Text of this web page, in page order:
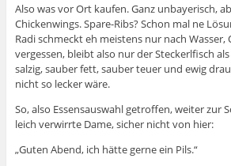
Also was vor Ort kaufen. Ganz unbayerisch,
Chickenwings. Spare-Ribs? Schon mal ne
Radi schmeckt eh meistens nur nach
vergessen, bleibt also nur der Steckerlfisch
salzig, sauber fett, sauber teuer und ewig
nicht so lecker wäre.
So, also Essensauswahl getroffen, weiter zur
leich verwirrte Dame, sicher nicht von hier:
„Guten Abend, ich hätte gerne ein Pils.“